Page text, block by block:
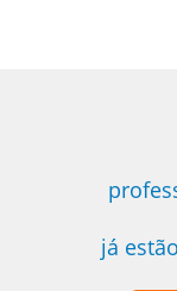
já